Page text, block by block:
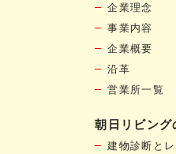
企業理念
事業内容
企業概要
沿革
営業所一覧
朝日リビング
建物診断とレ